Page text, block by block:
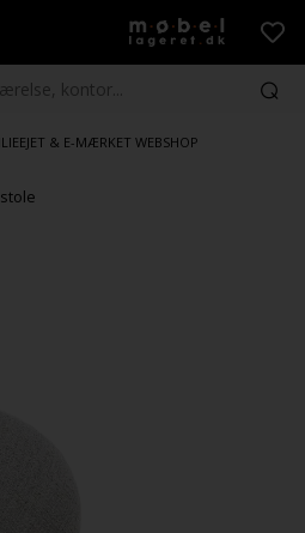
& E-MÆRKET WEBSHOP